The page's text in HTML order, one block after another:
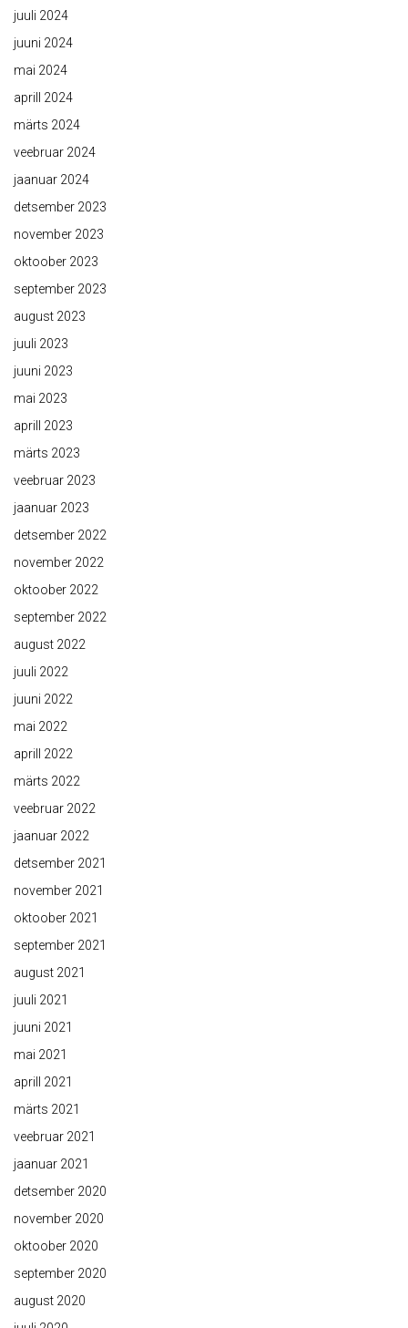
juuli 2024
juuni 2024
mai 2024
aprill 2024
märts 2024
veebruar 2024
jaanuar 2024
detsember 2023
november 2023
oktoober 2023
september 2023
august 2023
juuli 2023
juuni 2023
mai 2023
aprill 2023
märts 2023
veebruar 2023
jaanuar 2023
detsember 2022
november 2022
oktoober 2022
september 2022
august 2022
juuli 2022
juuni 2022
mai 2022
aprill 2022
märts 2022
veebruar 2022
jaanuar 2022
detsember 2021
november 2021
oktoober 2021
september 2021
august 2021
juuli 2021
juuni 2021
mai 2021
aprill 2021
märts 2021
veebruar 2021
jaanuar 2021
detsember 2020
november 2020
oktoober 2020
september 2020
august 2020